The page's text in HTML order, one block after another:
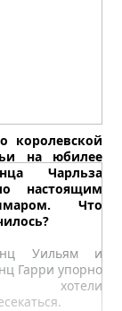
королевской
на юбилее
Чарльза
настоящим
Что
Уильям и
Гарри упорно
хотели